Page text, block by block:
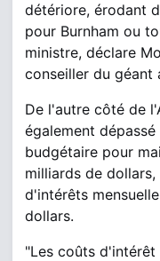
détériore, érodant
pour Burnham ou
ministre, déclare
conseiller du géant
De l'autre côté de
également
budgétaire pour
milliards de
d'intérêts
dollars.
"Les coûts